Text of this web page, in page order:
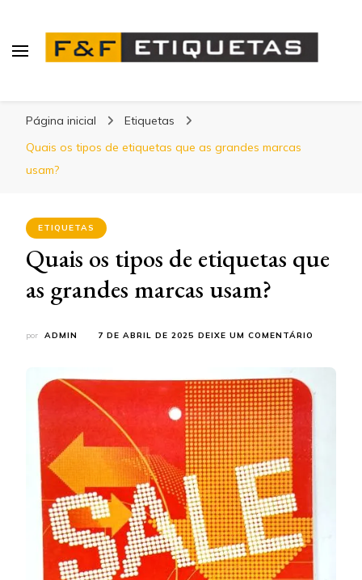
Página inicial
Etiquetas
Quais os tipos de etiquetas que as grandes marcas
usam?
ETIQUETAS
Quais os tipos de etiquetas que
as grandes marcas usam?
por ADMIN 7 DE ABRIL DE 2025 DEIXE UM COMENTÁRIO
DE